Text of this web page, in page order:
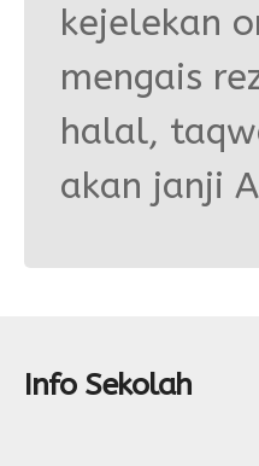
SOP Usulan Pensiun
SOP Pengelola
Download
Akademik
kejelekan
mengais
halal,
akan janji
Info Sekolah